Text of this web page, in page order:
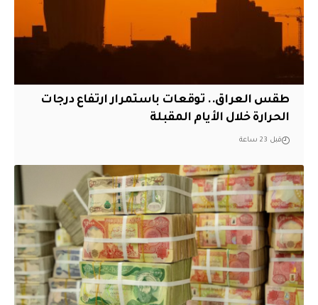
طقس العراق.. توقعات باستمرار ارتفاع درجات
الحرارة خلال الأيام المقبلة
قبل 23 ساعة